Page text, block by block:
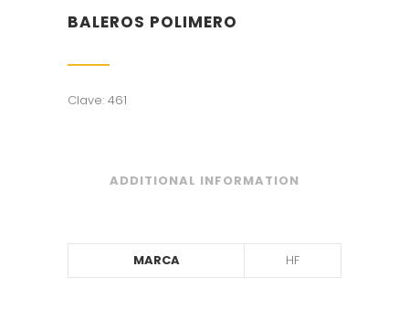
BALEROS POLIMERO
Clave: 461
ADDITIONAL INFORMATION
MARCA HF